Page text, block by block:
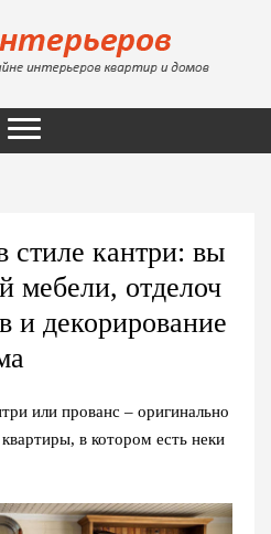
стиле кантри: вы
мебели, отделоч
и декорирование
или прованс – оригинально
в котором есть неки